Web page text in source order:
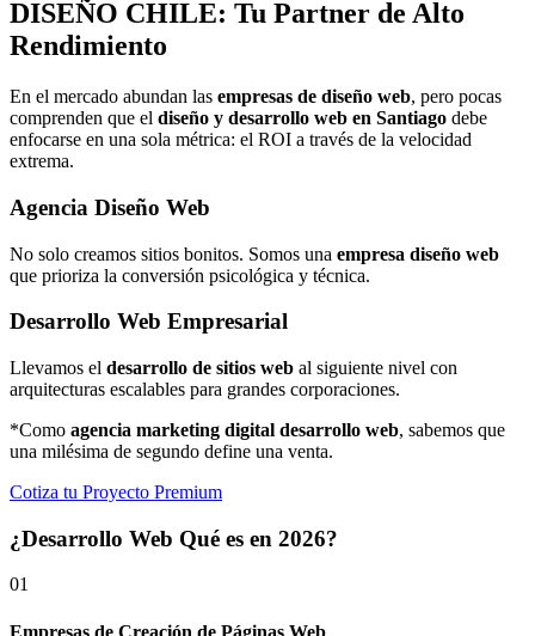
DISEÑO CHILE: Tu Partner de Alto
Rendimiento
En el mercado abundan las empresas de diseño web, pero pocas
comprenden que el diseño y desarrollo web en Santiago debe
enfocarse en una sola métrica: el ROI a través de la velocidad
extrema.
Agencia Diseño Web
No solo creamos sitios bonitos. Somos una empresa diseño web
que prioriza la conversión psicológica y técnica.
Desarrollo Web Empresarial
Llevamos el desarrollo de sitios web al siguiente nivel con
arquitecturas escalables para grandes corporaciones.
*Como agencia marketing digital desarrollo web, sabemos que
una milésima de segundo define una venta.
Cotiza tu Proyecto Premium
¿Desarrollo Web Qué es en 2026?
01
Empresas de Creación de Páginas Web